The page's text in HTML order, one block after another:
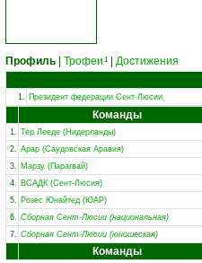
Профиль Трофеи 1
Достижения
1. Президент федерации Сент-Люсии
Команды
1. Тер Лееде (Нидерланды)
2. Арар (Саудовская Аравия)
3. Марзу (Парагвай)
4. ВСАДК (Сент-Люсия)
5. Розес Юнайтед (ЮАР)
6. Сборная Сент-Люсии (национальная)
7. Сборная Сент-Люсии (юношеская)
Команды